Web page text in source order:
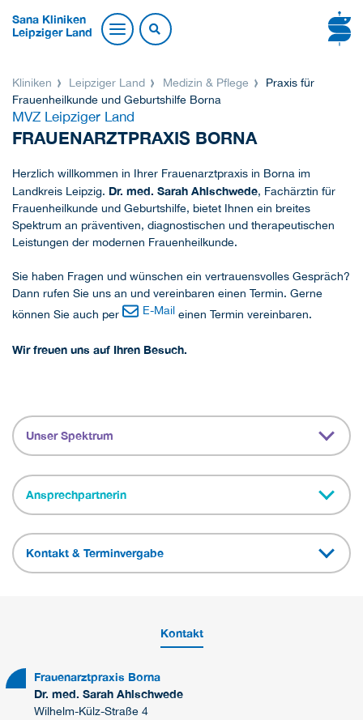
Sana Kliniken
Leipziger Land
Kliniken Leipziger Land Medizin & Pflege
Praxis für
Frauenheilkunde und Geburtshilfe Borna
MVZ Leipziger Land
FRAUENARZTPRAXIS BORNA
Herzlich willkommen in Ihrer Frauenarztpraxis in Borna im
Landkreis Leipzig. Dr. med. Sarah Ahlschwede, Fachärztin für
Frauenheilkunde und Geburtshilfe, bietet Ihnen ein breites
Spektrum an präventiven, diagnostischen und therapeutischen
Leistungen der modernen Frauenheilkunde.
Sie haben Fragen und wünschen ein vertrauensvolles Gespräch?
Dann rufen Sie uns an und vereinbaren einen Termin. Gerne
können Sie auch per
E-Mail einen Termin vereinbaren.
Wir freuen uns auf Ihren Besuch.
Unser Spektrum
Ansprechpartnerin
Kontakt & Terminvergabe
Kontakt
Frauenarztpraxis Borna
Dr. med. Sarah Ahlschwede
Wilhelm-Külz-Straße 4